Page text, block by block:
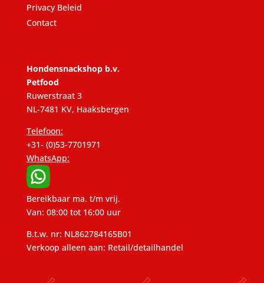
Privacy Beleid
Contact
Hondensnackshop b.v.
Petfood
Ruwerstraat 3
NL-7481 KV, Haaksbergen
Telefoon:
+31- (0)53-7701971
WhatsApp:
Bereikbaar ma. t/m vrij.
Van: 08:00 tot 16:00 uur
B.t.w. nr: NL862784165B01
Verkoop alleen aan: Retail/detailhandel